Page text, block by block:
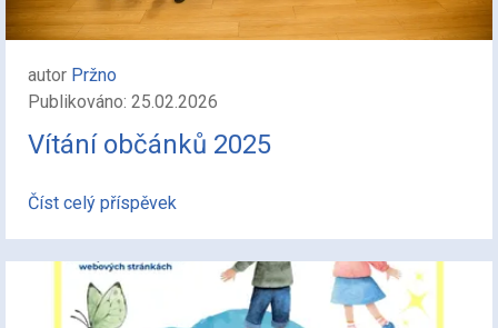
autor Pržno
Publikováno: 25.02.2026
Vítání občánků 2025
Číst celý příspěvek